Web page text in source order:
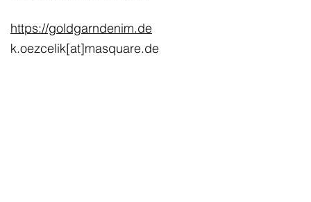
https://goldgarndenim.de
k.oezcelik[at]masquare.de